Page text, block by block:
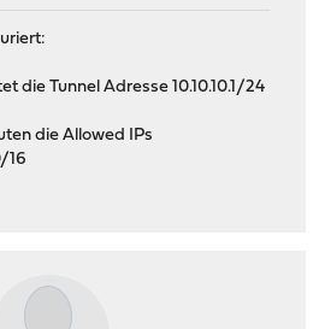
die Tunnel Adresse 10.10.10.1/24
die Allowed IPs
16